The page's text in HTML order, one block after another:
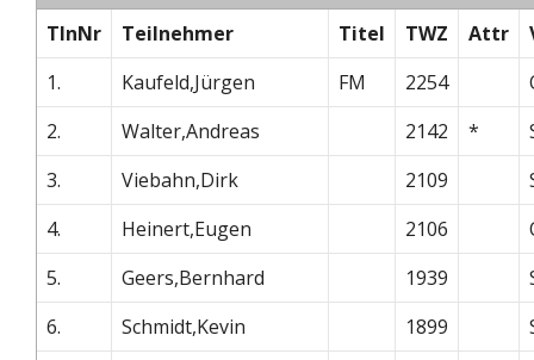
TlnNr Teilnehmer Titel TWZ Attr
1.
Kaufeld,Jürgen FM 2254
2.
Walter,Andreas 2142 *
3.
Viebahn,Dirk 2109
4.
Heinert,Eugen 2106
5.
Geers,Bernhard 1939
6.
Schmidt,Kevin 1899